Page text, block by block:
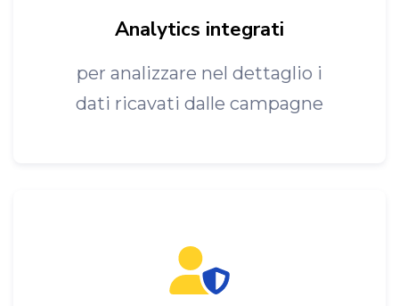
Analytics integrati
per analizzare nel dettaglio i
dati ricavati dalle campagne